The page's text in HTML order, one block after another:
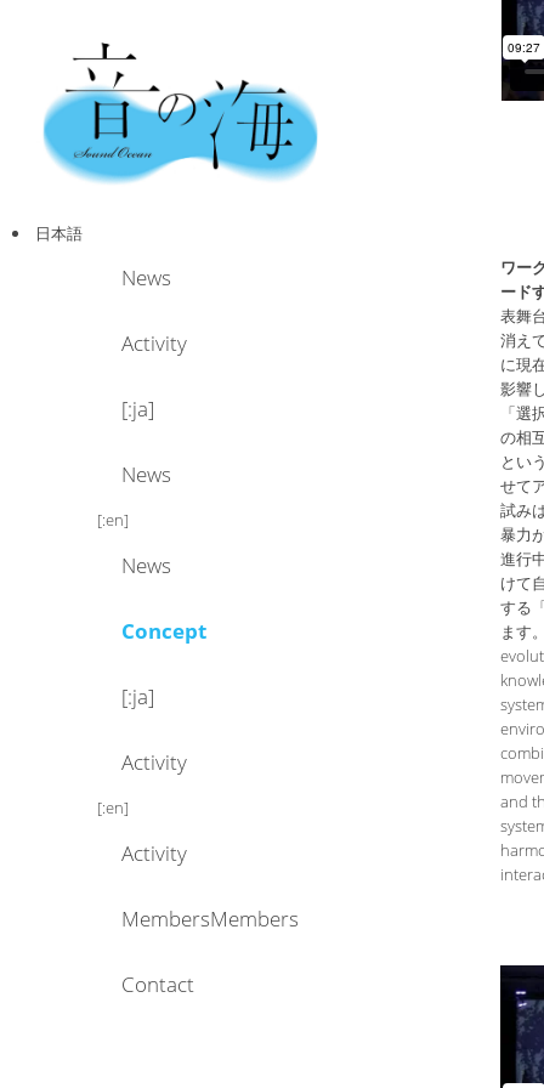
日本語
メ
イ
ン
コ
移
動
サ
ブ
コ
ン
動
News
Activity
[:ja]
News
[:en]
News
Concept
[:ja]
Activity
[:en]
Activity
MembersMembers
Contact
ワー
ード
表舞
消え
に現
影響
「選
の相
とい
せて
試み
暴力
進行
けて
する
ます
and